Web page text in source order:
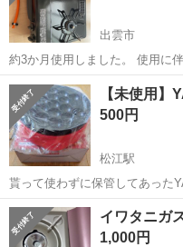
出雲市
約3か月使用しました。 使用に
な状態です。 グリルは未使用で
島根 出雲市 キッチン家
【未使用
500円
松江駅
貰って使わずに保管してあった
力650で、スイッチONの簡単操
フッ素樹脂加工で焦げ付きにく
す。 取扱説明書付きで箱...
島根 松江市 松江駅
イワタニガ
1,000円